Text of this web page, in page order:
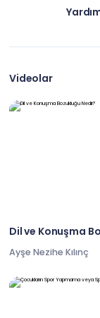
Videolar
Dil ve Konuşma
Ayşe Nezihe Kılınç